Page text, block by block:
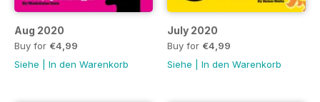
Aug 2020
Buy for €4,99
Siehe
In den Warenkorb
July 2020
Buy for €4,99
Siehe
In den Warenkorb